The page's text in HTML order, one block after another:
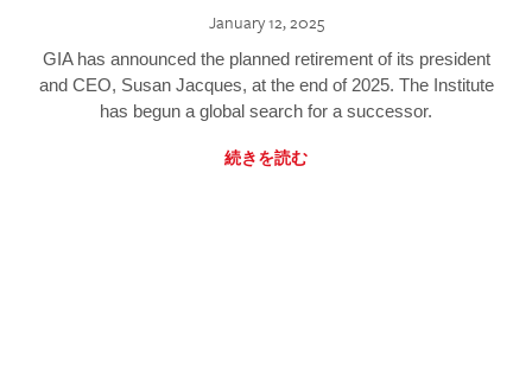
January 12, 2025
GIA has announced the planned retirement of its president
and CEO, Susan Jacques, at the end of 2025. The Institute
has begun a global search for a successor.
続きを読む